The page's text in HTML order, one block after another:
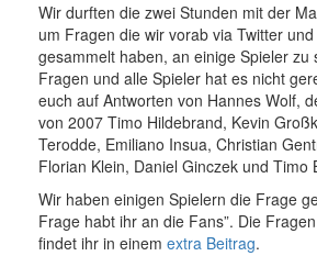
Wir durften die zwei Stunden mit der
um Fragen die wir vorab via Twitter
gesammelt haben, an einige Spieler zu
Fragen und alle Spieler hat es nicht
euch auf Antworten von Hannes Wolf,
von 2007 Timo Hildebrand, Kevin
Terodde, Emiliano Insua, Christian
Florian Klein, Daniel Ginczek und Timo
Wir haben einigen Spielern die Frage
Frage habt ihr an die Fans”. Die
findet ihr in einem extra Beitrag.